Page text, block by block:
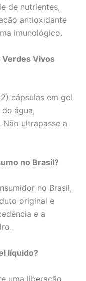
de nutrientes,
antioxidante
imunológico.
Verdes Vivos
cápsulas em gel
água,
ultrapasse a
no Brasil?
no Brasil,
original e
e a
líquido?
uma liberação